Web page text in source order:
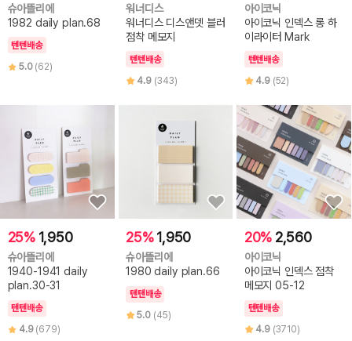
슈아뜰리에
1982 daily plan.68
텐텐배송
5.0 (62)
워너디스
워너디스 디스앤뎃 블러
점착 메모지
텐텐배송
4.9 (343)
아이코닉
아이코닉 인덱스 롱 하
이라이터 Mark
텐텐배송
4.9 (52)
25% 1,950
슈아뜰리에
1940-1941 daily
plan.30-31
텐텐배송
4.9 (679)
25% 1,950
슈아뜰리에
1980 daily plan.66
텐텐배송
5.0 (45)
20% 2,560
아이코닉
아이코닉 인덱스 점착
메모지 05-12
텐텐배송
4.9 (3710)